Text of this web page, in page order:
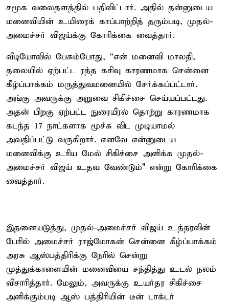
சமூக வலைதளத்தில் பதிவிட்டார். அதில் தன்னுடைய
மனைவியின் உயிரைக் காப்பாற்றித் தரும்படி, முதல்-
அமைச்சர் விஜய்க்கு கோரிக்கை வைத்தார்.
வீடியோவில் பேசும்போது, “என் மனைவி மாலதி,
தலையில் ஏற்பட்ட ரத்த கசிவு காரணமாக சென்னை
கீழ்ப்பாக்கம் மருத்துவமனையில் சேர்க்கப்பட்டார்.
அங்கு அவருக்கு அறுவை சிகிச்சை செய்யப்பட்டது.
அதன் பிறகு ஏற்பட்ட நுரையீரல் தொற்று காரணமாக
கடந்த 17 நாட்களாக மூச்சு விட முடியாமல்
அவதிப்பட்டு வருகிறார். எனவே என்னுடைய
மனைவிக்கு உரிய மேல் சிகிச்சை அளிக்க முதல்-
அமைச்சர் விஜய் உதவ வேண்டும்" என்று கோரிக்கை
வைத்தார்.
இதனையடுத்து, முதல்-அமைச்சர் விஜய் உத்தரவின்
பேரில் அமைச்சர் ராஜ்மோகன் சென்னை கீழ்ப்பாக்கம்
அரசு ஆஸ்பத்திரிக்கு நேரில் சென்று
முத்துக்காளையின் மனைவியை சந்தித்து உடல் நலம்
விசாரித்தார். மேலும், அவருக்கு உயர்தர சிகிச்சை
அளிக்கும்படி ஆஸ் பத்திரியின் டீன் டாக்டர்